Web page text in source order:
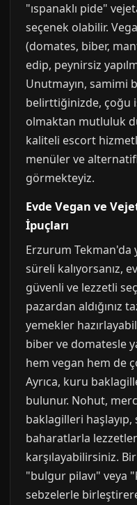
"ıspanaklı pide"
seçenek olabilir.
(domates, biber,
edip, peynirsiz
Unutmayın, samimi
belirttiğinizde, çoğu
olmaktan mutluluk
kaliteli escort
menüler ve
görmekteyiz.
Evde Vegan ve
İpuçları
Erzurum Tekman'da
süreli kalıyorsanız,
güvenli ve lezzetli
pazardan aldığınız
yemekler
biber ve domatesle
hem vegan hem de
Ayrıca, kuru
bulunur. Nohut,
baklagilleri haşlayıp,
baharatlarla
karşılayabilirsiniz.
"bulgur pilavı" veya
sebzelerle